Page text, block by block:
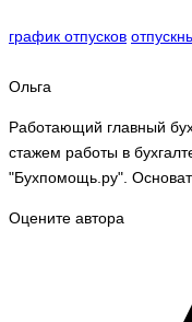
график отпусков
Ольга
Работающий главный
стажем работы в
"Бухпомощь.ру".
Оцените автора